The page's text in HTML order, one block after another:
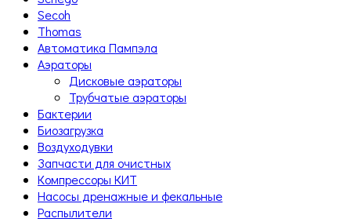
Secoh
Thomas
Автоматика Пампэла
Аэраторы
Дисковые аэраторы
Трубчатые аэраторы
Бактерии
Биозагрузка
Воздуходувки
Запчасти для очистных
Компрессоры КИТ
Насосы дренажные и фекальные
Распылители